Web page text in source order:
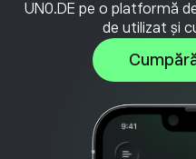
UN0.DE pe o platformă
de utilizat și